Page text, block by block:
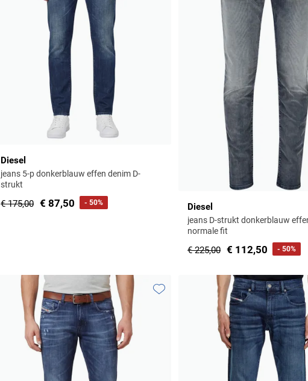
Diesel
jeans 5-p donkerblauw effen denim D-
strukt
€ 175,00 € 87,50 - 50% Diesel
jeans D-strukt donkerblauw
normale fit
€ 225,00 € 112,50 - 50%
Toevoegen aan favorieten